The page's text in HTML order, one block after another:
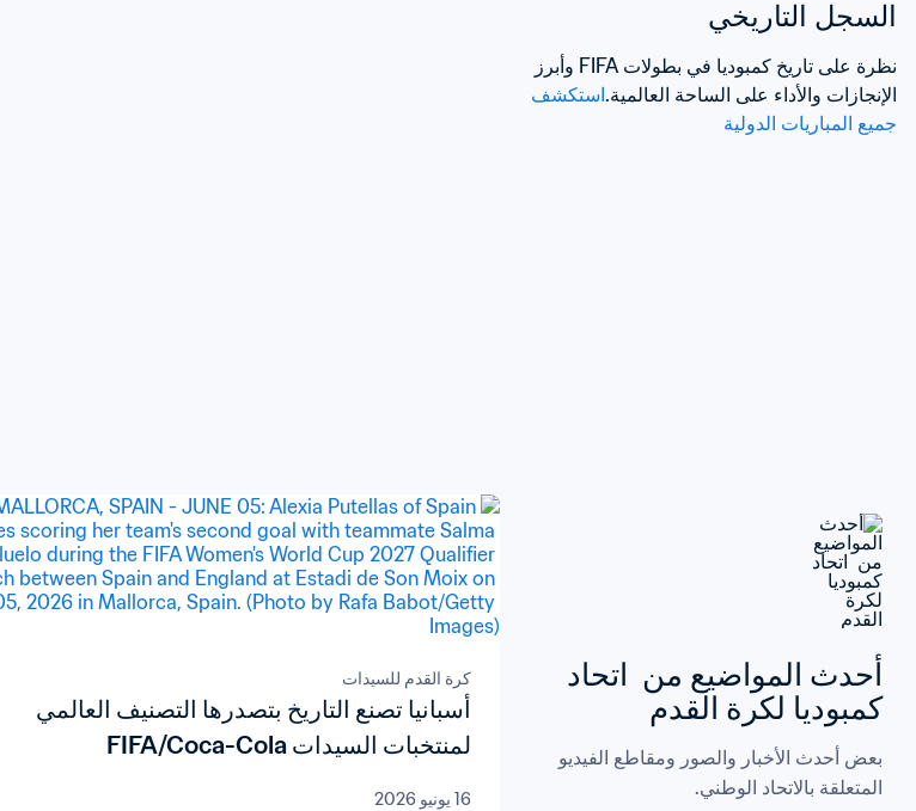
السجل التاريخي
الإنجازات والأداء على الساحة العالمية.
جميع المباريات الدولية
كمبوديا لكرة القدم
المتعلقة بالاتحاد الوطني.
كرة القدم للسيدات
أسبانيا تصنع التاريخ بتصدرها التصنيف العالمي
لمنتخبات السيدات FIFA/Coca-Cola
16 يونيو 2026